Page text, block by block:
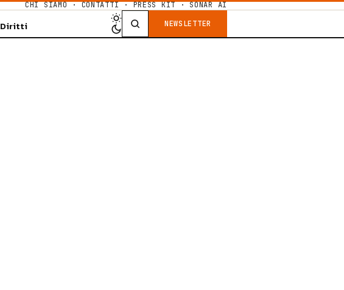
CHI SIAMO ·CONTATTI ·PRESS KIT ·SONAR AI
Diritti
NEWSLETTER